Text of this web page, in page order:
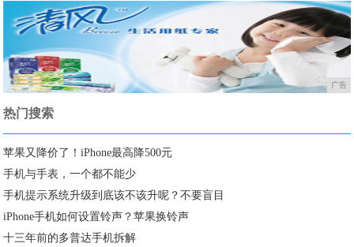
广告
热门搜索
苹果又降价了！iPhone最高降500元
手机与手表，一个都不能少
手机提示系统升级到底该不该升呢？不要盲目
iPhone手机如何设置铃声？苹果换铃声
十三年前的多普达手机拆解